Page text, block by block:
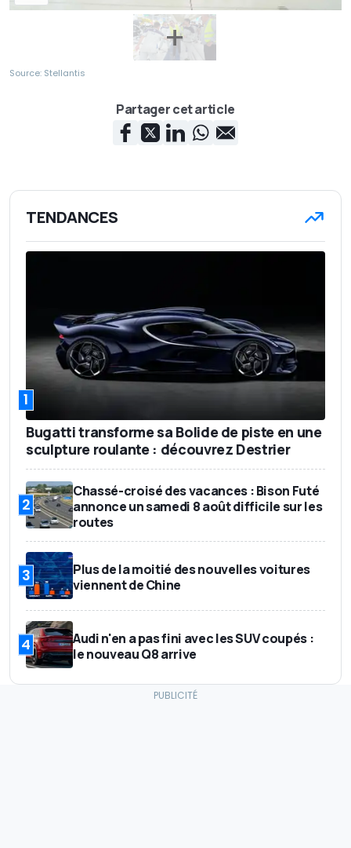
Source: Stellantis
Partager cet article
TENDANCES
1
Bugatti transforme sa Bolide de piste en une
sculpture roulante : découvrez Destrier
2
Chassé-croisé des vacances : Bison Futé
annonce un samedi 8 août difficile sur les
routes
3
Plus de la moitié des nouvelles voitures
viennent de Chine
4
Audi n'en a pas fini avec les SUV coupés :
le nouveau Q8 arrive